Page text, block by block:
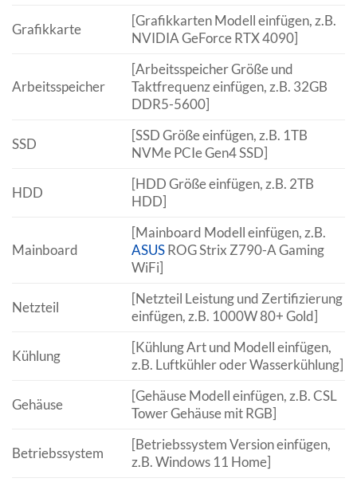
Grafikkarte
[Grafikkarten Modell einfügen, z.B.
NVIDIA GeForce RTX 4090]
Arbeitsspeicher
[Arbeitsspeicher Größe und
Taktfrequenz einfügen, z.B. 32GB
DDR5-5600]
SSD
[SSD Größe einfügen, z.B. 1TB
NVMe PCIe Gen4 SSD]
HDD
[HDD Größe einfügen, z.B. 2TB
HDD]
Mainboard
[Mainboard Modell einfügen, z.B.
ASUSROG Strix Z790-A Gaming
WiFi]
Netzteil
[Netzteil Leistung und Zertifizierung
einfügen, z.B. 1000W 80+ Gold]
Kühlung
[Kühlung Art und Modell einfügen,
z.B. Luftkühler oder Wasserkühlung]
Gehäuse
[Gehäuse Modell einfügen, z.B. CSL
Tower Gehäuse mit RGB]
Betriebssystem
[Betriebssystem Version einfügen,
z.B. Windows 11 Home]